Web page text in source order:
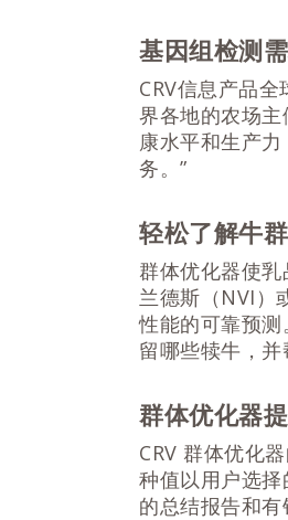
基因组检测
CRV信息产品
界各地的农场
康水平和生产
务。”
轻松了解牛
群体优化器使
兰德斯（NVI）
性能的可靠预
留哪些犊牛，并
群体优化器
CRV 群体优化
种值以用户选
的总结报告和有